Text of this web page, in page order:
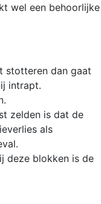
wel een behoorlijke
stotteren dan gaat
intrapt.
zelden is dat de
als
deze blokken is de